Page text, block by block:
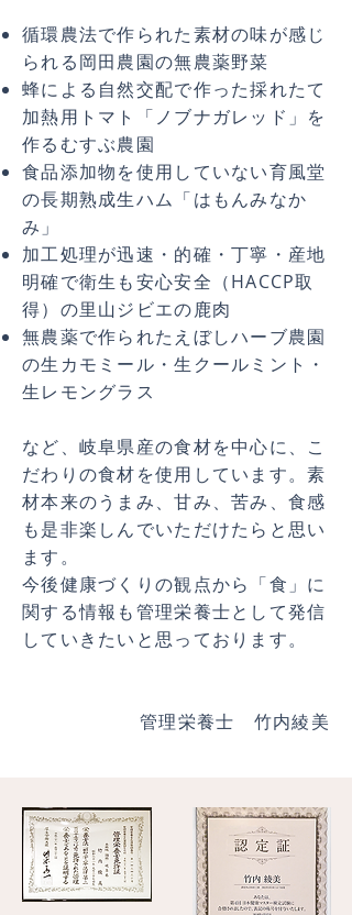
循環農法で作られた素材の味が感じ
られる岡田農園の無農薬野菜
蜂による自然交配で作った採れたて
加熱用トマト「ノブナガレッド」を
作るむすぶ農園
食品添加物を使用していない育風堂
の長期熟成生ハム「はもんみなか
み」
加工処理が迅速・的確・丁寧・産地
明確で衛生も安心安全（HACCP取
得）の里山ジビエの鹿肉
無農薬で作られたえぼしハーブ農園
の生カモ ミール・生クールミント・
生レモングラス
など、岐阜県産の食材を中心に、こ
だわりの食材を使用しています。素
材本来のうまみ、甘み、苦み、食感
も是非楽しんでいただけたらと思い
ます。
今後健康づくりの観点から「食」に
関する情報も管理栄養士として発信
していきたいと思っております。
管理栄養士 竹内綾美